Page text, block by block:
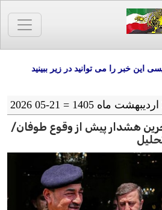
خبر را می توانید در زیر ببینید
هشدار پیش از وقوع طوفان/